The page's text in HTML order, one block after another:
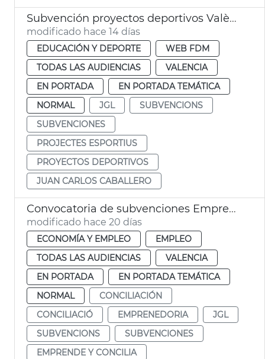
Subvención proyectos deportivos València
modificado hace 14 días
EDUCACIÓN Y DEPORTE
WEB FDM
TODAS LAS AUDIENCIAS
VALENCIA
EN PORTADA
EN PORTADA TEMÁTICA
NORMAL
JGL
SUBVENCIONS
SUBVENCIONES
PROJECTES ESPORTIUS
PROYECTOS DEPORTIVOS
JUAN CARLOS CABALLERO
Convocatoria de subvenciones Emprende y concilia
modificado hace 20 días
ECONOMÍA Y EMPLEO
EMPLEO
TODAS LAS AUDIENCIAS
VALENCIA
EN PORTADA
EN PORTADA TEMÁTICA
NORMAL
CONCILIACIÓN
CONCILIACIÓ
EMPRENEDORIA
JGL
SUBVENCIONS
SUBVENCIONES
EMPRENDE Y CONCILIA